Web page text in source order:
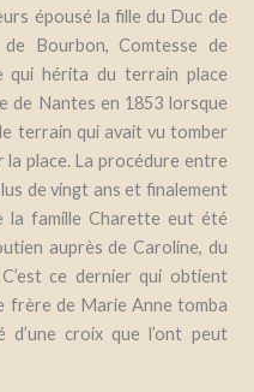
épousé la fille du Duc de
Bourbon, Comtesse de
qui hérita du terrain place
de Nantes en 1853 lorsque
terrain qui avait vu tomber
la place. La procédure entre
de vingt ans et finalement
la famille Charette eut été
auprès de Caroline, du
ce dernier qui obtient
frère de Marie Anne tomba
croix que l’ont peut